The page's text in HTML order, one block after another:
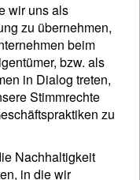
wir uns als
zu übernehmen,
beim
bzw. als
in Dialog treten,
Stimmrechte
zu
Nachhaltigkeit
in die wir